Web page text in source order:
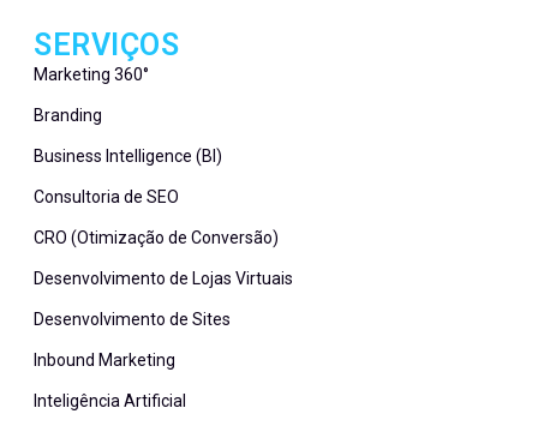
SERVIÇOS
Marketing 360°
Branding
Business Intelligence (BI)
Consultoria de SEO
CRO (Otimização de Conversão)
Desenvolvimento de Lojas Virtuais
Desenvolvimento de Sites
Inbound Marketing
Inteligência Artificial